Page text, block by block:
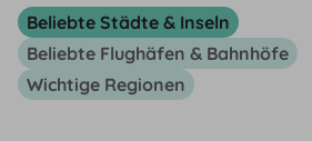
Beliebte Städte & Inseln
Beliebte Flughäfen & Bahnhöfe
Wichtige Regionen